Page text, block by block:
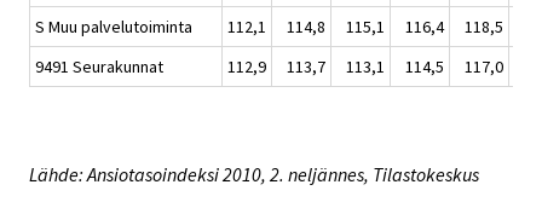
S Muu palvelutoiminta
112,1 114,8 115,1 116,4 118,5
9491 Seurakunnat
112,9 113,7 113,1 114,5 117,0
Lähde: Ansiotasoindeksi 2010, 2. neljännes, Tilastokeskus